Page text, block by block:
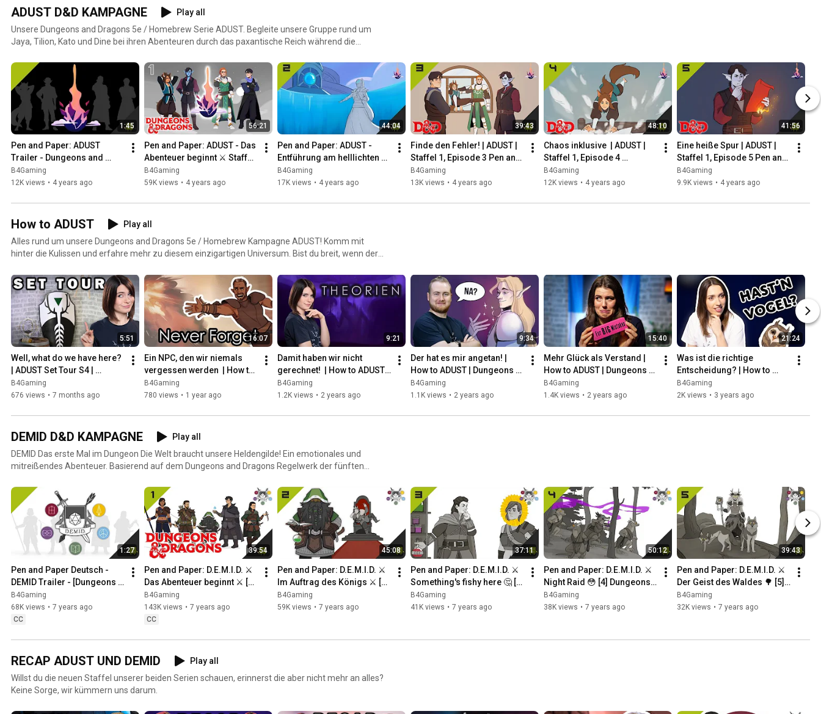
ADUST D&D KAMPAGNE
Play all
Unsere Dungeons and Dragons 5e / Homebrew Serie ADUST. Begleite unsere Gruppe rund um
Jaya, Tilion, Kato und Dine bei ihren Abenteuren durch das paxantische Reich während die
1:45
Pen and Paper: ADUST
Trailer - Dungeons and
Dragons
B4Gaming
12K views • 4 years ago
56:21
Pen and Paper: ADUST - Das
Abenteuer beginnt ⚔️ Staffel
1, Episode 1 Dungeons and
Dragons Deutsch
B4Gaming
59K views • 4 years ago
44:04
Pen and Paper: ADUST -
Entführung am helllichten
Tag! Staffel 1, Episode 2 DnD
Deutsch
B4Gaming
17K views • 4 years ago
39:43
Finde den Fehler! | ADUST |
Staffel 1, Episode 3 Pen and
Paper
B4Gaming
13K views • 4 years ago
48:10
Chaos inklusive  | ADUST |
Staffel 1, Episode 4
Dungeons and Dragons
B4Gaming
12K views • 4 years ago
41:56
Eine heiße Spur | ADUST |
Staffel 1, Episode 5 Pen and
Paper
B4Gaming
9.9K views • 4 years ago
How to ADUST
Play all
Alles rund um unsere Dungeons and Dragons 5e / Homebrew Kampagne ADUST! Komm mit
hinter die Kulissen und erfahre mehr zu diesem einzigartigen Universum. Bist du breit, wenn der
5:51
Well, what do we have here?
| ADUST Set Tour S4 |
Dungeons and Dragons
B4Gaming
676 views • 7 months ago
16:07
Ein NPC, den wir niemals
vergessen werden  | How to
ADUST | Dungeons and
Dragons
B4Gaming
780 views • 1 year ago
9:21
Damit haben wir nicht
gerechnet!  | How to ADUST |
Dungeons and Dragons
B4Gaming
1.2K views • 2 years ago
9:34
Der hat es mir angetan! |
How to ADUST | Dungeons
and Dragons
B4Gaming
1.1K views • 2 years ago
15:40
Mehr Glück als Verstand |
How to ADUST | Dungeons
and Dragons
B4Gaming
1.4K views • 2 years ago
21:24
Was ist die richtige
Entscheidung? | How to
ADUST | Dungeons and
Dragons
B4Gaming
2K views • 3 years ago
DEMID D&D KAMPAGNE
Play all
DEMID Das erste Mal im Dungeon Die Welt braucht unsere Heldengilde! Ein emotionales und
mitreißendes Abenteuer. Basierend auf dem Dungeons and Dragons Regelwerk der fünften
1:27
Pen and Paper Deutsch -
DEMID Trailer - [Dungeons
and Dragons]
B4Gaming
68K views • 7 years ago
CC
39:54
Pen and Paper: D.E.M.I.D. ⚔️
Das Abenteuer beginnt ⚔️ [1]
Dungeons and Dragons
Deutsch
B4Gaming
143K views • 7 years ago
CC
45:08
Pen and Paper: D.E.M.I.D. ⚔️
Im Auftrag des Königs ⚔️ [2]
Dungeons and Dragons
Deutsch
B4Gaming
59K views • 7 years ago
37:11
Pen and Paper: D.E.M.I.D. ⚔️
Something's fishy here 🤔 [3]
Dungeons and Dragons
German
B4Gaming
41K views • 7 years ago
50:12
Pen and Paper: D.E.M.I.D. ⚔️
Night Raid 😳 [4] Dungeons
and Dragons German
B4Gaming
38K views • 7 years ago
39:43
Pen and Paper: D.E.M.I.D. ⚔️
Der Geist des Waldes 🌳 [5]
Dungeons and Dragons
Deutsch
B4Gaming
32K views • 7 years ago
RECAP ADUST UND DEMID
Play all
Willst du die neuen Staffel unserer beiden Serien schauen, erinnerst die aber nicht mehr an alles?
Keine Sorge, wir kümmern uns darum.